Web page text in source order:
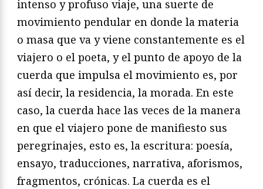
intenso y profuso viaje, una suerte de
movimiento pendular en donde la materia
o masa que va y viene constantemente es el
viajero o el poeta, y el punto de apoyo de la
cuerda que impulsa el movimiento es, por
así decir, la residencia, la morada. En este
caso, la cuerda hace las veces de la manera
en que el viajero pone de manifiesto sus
peregrinajes, esto es, la escritura: poesía,
ensayo, traducciones, narrativa, aforismos,
fragmentos, crónicas. La cuerda es el